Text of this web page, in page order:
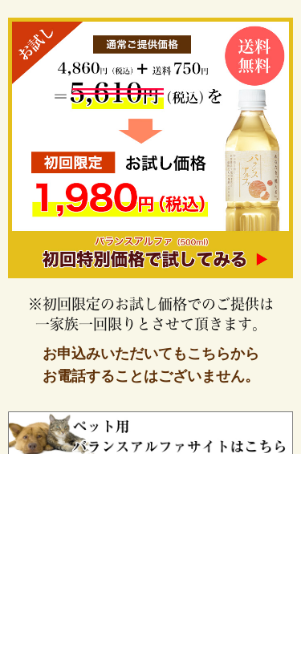
※初回限定のお試し価格でのご提供は
一家族一回限りとさせて頂きます。
お申込みいただいてもこちらから
お電話することはございません。